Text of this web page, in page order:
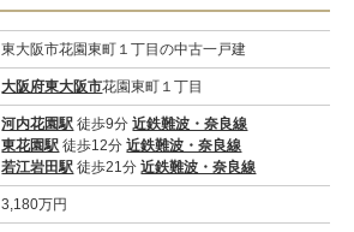
東大阪市花園東町１丁目の中古一戸建
大阪府東大阪市花園東町１丁目
河内花園駅 徒歩9分近鉄難波・奈良線
東花園駅 徒歩12分近鉄難波・奈良線
若江岩田駅 徒歩21分近鉄難波・奈良線
3,180万円